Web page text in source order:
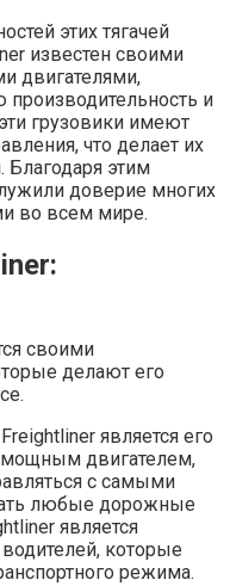
этих тягачей
известен своими
двигателями,
и
грузовики имеют
что делает их
Благодаря этим
доверие многих
во всем мире.
своими
делают его
является его
мощным двигателем,
с самыми
любые дорожные
является
которые
режима.